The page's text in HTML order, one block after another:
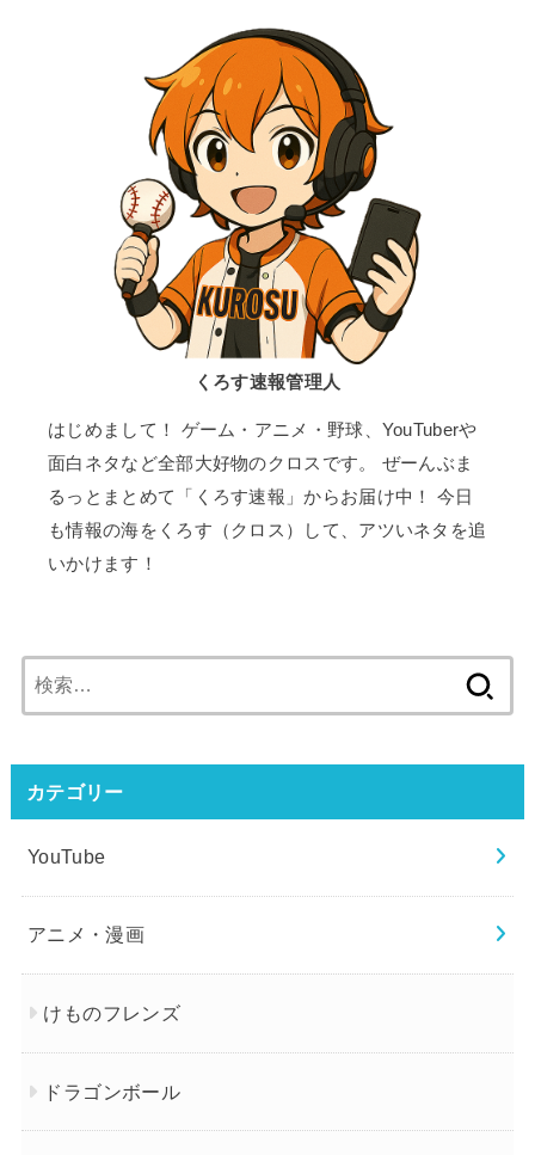
くろす速報管理人
はじめまして！ ゲーム・アニメ・野球、YouTuberや
面白ネタなど全部大好物のクロスです。 ぜーんぶま
るっとまとめて「くろす速報」からお届け中！ 今日
も情報の海をくろす（クロス）して、アツいネタを追
いかけます！
索:
カテゴリー
YouTube
アニメ・漫画
けものフレンズ
ドラゴンボール